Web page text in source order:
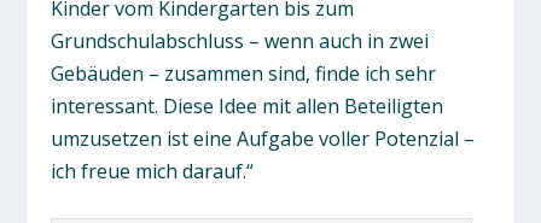
Kinder vom Kindergarten bis zum
Grundschulabschluss – wenn auch in zwei
Gebäuden – zusammen sind, finde ich sehr
interessant. Diese Idee mit allen Beteiligten
umzusetzen ist eine Aufgabe voller Potenzial –
ich freue mich darauf.“